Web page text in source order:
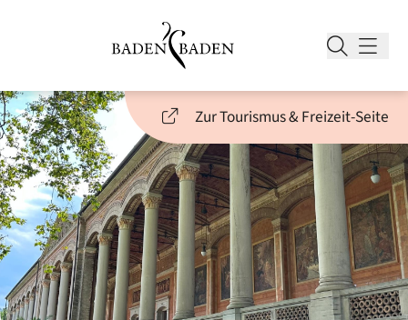
Zur Tourismus & Freizeit-Seite